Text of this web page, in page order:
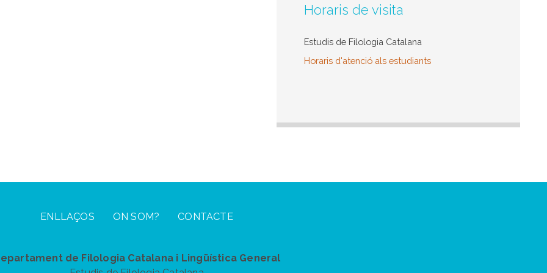
Horaris de visita
Estudis de Filologia Catalana
Horaris d'atenció als estudiants
ENLLAÇOS ON SOM? CONTACTE
de Filologia Catalana i Lingüística General